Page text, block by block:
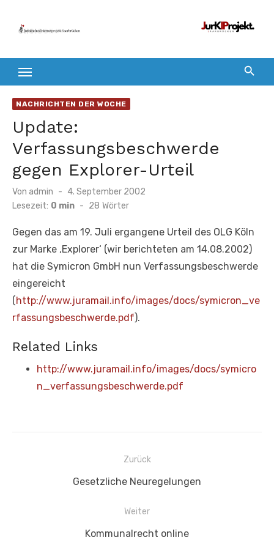
Inhalt
NACHRICHTEN DER WOCHE
Update:
Verfassungsbeschwerde
gegen Explorer-Urteil
Von admin
Veröffentlicht
am
4. September 2002
Lesezeit: 0 min - 28 Wörter
Gegen das am 19. Juli ergangene Urteil des OLG Köln
zur Marke ‚Explorer‘ (wir berichteten am 14.08.2002)
hat die Symicron GmbH nun Verfassungsbeschwerde
eingereicht
(http://www.juramail.info/images/docs/symicron_ve
rfassungsbeschwerde.pdf).
Related Links
http://www.juramail.info/images/docs/symicro
n_verfassungsbeschwerde.pdf
Beitragsnavigation
Zurück
Vorheriger
Gesetzliche Neuregelungen
Weiter
Nächster
Kommunalrecht online